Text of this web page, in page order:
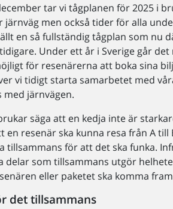
tar vi tågplanen för 2025 i
järnväg men också tider för alla
en så fullständig tågplan som nu
Under ett år i Sverige går
för resenärerna att boka sina
vi tidigt starta samarbetet med
med järnvägen.
säga att en kedja inte är
en resenär ska kunna resa från A
tillsammans för att det ska funka.
delar som tillsammans utgör
eller paketet ska komma
det tillsammans